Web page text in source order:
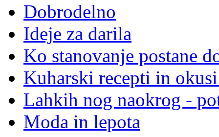
Dobrodelno
Ideje za darila
Ko stanovanje postane
Kuharski recepti in
Lahkih nog naokrog -
Moda in lepota